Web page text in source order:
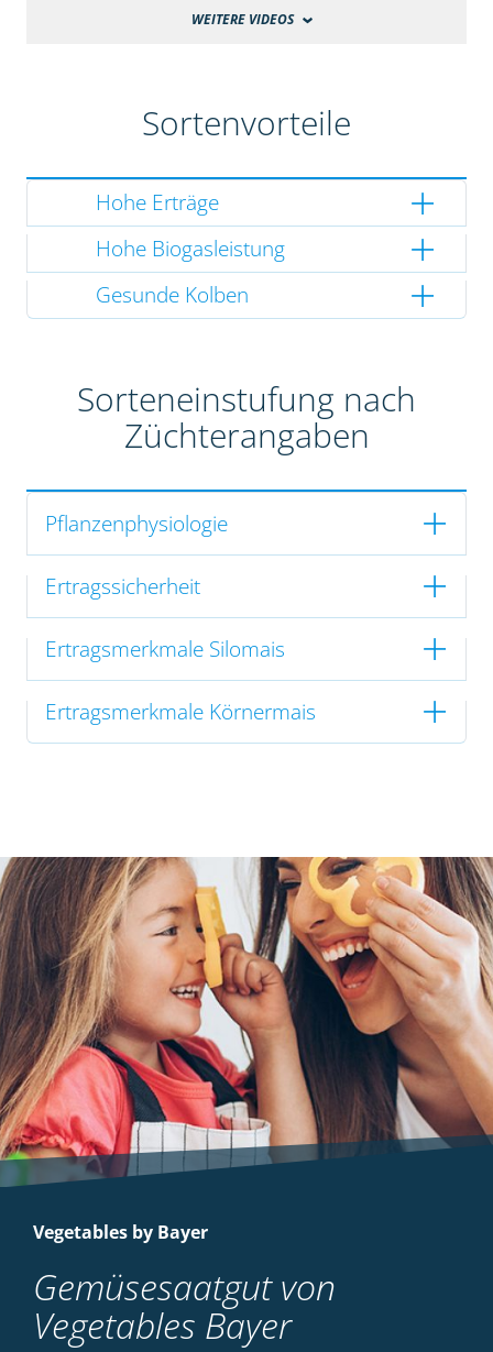
WEITERE VIDEOS
Sortenvorteile
Hohe Erträge
Hohe Biogasleistung
Gesunde Kolben
Sorteneinstufung nach
Züchterangaben
Pflanzenphysiologie
Ertragssicherheit
Ertragsmerkmale Silomais
Ertragsmerkmale Körnermais
Vegetables by Bayer
Gemüsesaatgut von
Vegetables Bayer